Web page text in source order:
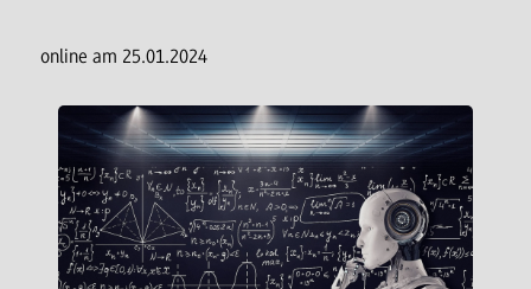
online am 25.01.2024